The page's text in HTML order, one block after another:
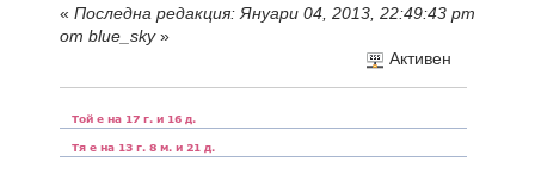
« Последна редакция: Януари 04, 2013, 22:49:43 pm
от blue_sky»
Активен